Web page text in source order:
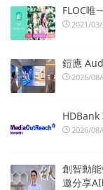
FLOC唯
2021/
鎧應
2026/
HDBank
2026/
創智動
邀分享